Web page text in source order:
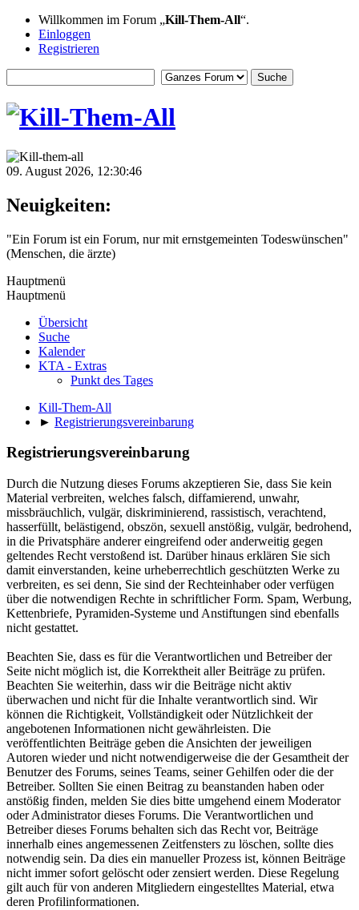
Willkommen im Forum „Kill-Them-All“.
Einloggen
Registrieren
09. August 2026, 12:30:46
Neuigkeiten:
"Ein Forum ist ein Forum, nur mit ernstgemeinten Todeswünschen"
(Menschen, die ärzte)
Hauptmenü
Hauptmenü
Übersicht
Suche
Kalender
KTA - Extras
Punkt des Tages
Kill-Them-All
► Registrierungsvereinbarung
Registrierungsvereinbarung
Durch die Nutzung dieses Forums akzeptieren Sie, dass Sie kein
Material verbreiten, welches falsch, diffamierend, unwahr,
missbräuchlich, vulgär, diskriminierend, rassistisch, verachtend,
hasserfüllt, belästigend, obszön, sexuell anstößig, vulgär, bedrohend,
in die Privatsphäre anderer eingreifend oder anderweitig gegen
geltendes Recht verstoßend ist. Darüber hinaus erklären Sie sich
damit einverstanden, keine urheberrechtlich geschützten Werke zu
verbreiten, es sei denn, Sie sind der Rechteinhaber oder verfügen
über die notwendigen Rechte in schriftlicher Form. Spam, Werbung,
Kettenbriefe, Pyramiden-Systeme und Anstiftungen sind ebenfalls
nicht gestattet.
Beachten Sie, dass es für die Verantwortlichen und Betreiber der
Seite nicht möglich ist, die Korrektheit aller Beiträge zu prüfen.
Beachten Sie weiterhin, dass wir die Beiträge nicht aktiv
überwachen und nicht für die Inhalte verantwortlich sind. Wir
können die Richtigkeit, Vollständigkeit oder Nützlichkeit der
angebotenen Informationen nicht gewährleisten. Die
veröffentlichten Beiträge geben die Ansichten der jeweiligen
Autoren wieder und nicht notwendigerweise die der Gesamtheit der
Benutzer des Forums, seines Teams, seiner Gehilfen oder die der
Betreiber. Sollten Sie einen Beitrag zu beanstanden haben oder
anstößig finden, melden Sie dies bitte umgehend einem Moderator
oder Administrator dieses Forums. Die Verantwortlichen und
Betreiber dieses Forums behalten sich das Recht vor, Beiträge
innerhalb eines angemessenen Zeitfensters zu löschen, sollte dies
notwendig sein. Da dies ein manueller Prozess ist, können Beiträge
nicht immer sofort gelöscht oder zensiert werden. Diese Regelung
gilt auch für von anderen Mitgliedern eingestelltes Material, etwa
deren Profilinformationen.